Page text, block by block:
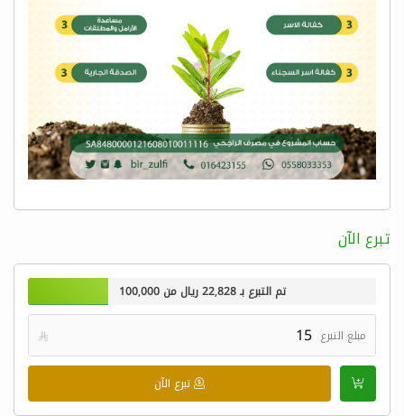
تبرع الآن
تم التبرع بـ22,828ريال من100,000
مبلغ التبرع 
تبرع الآن